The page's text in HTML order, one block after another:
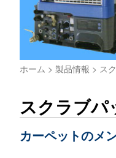
ホーム > 製品情報 > ス
スクラブパ
カーペットのメ